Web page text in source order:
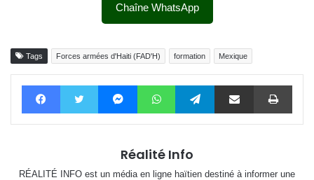
Chaîne WhatsApp
Tags Forces armées d'Haiti (FAD'H) formation Mexique
FacebookTwitter MessengerWhatsAppTelegram Partager par email
Réalité Info
RÉALITÉ INFO est un média en ligne haïtien destiné à informer une